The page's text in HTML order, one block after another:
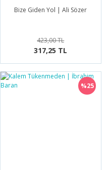
Bize Giden Yol | Ali Sözer
423,00 TL
317,25 TL
%25